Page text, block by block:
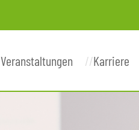
Veranstaltungen Karriere